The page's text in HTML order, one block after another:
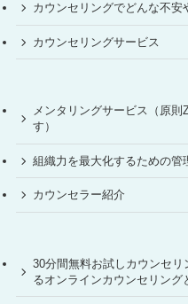
カウンセリングでどんな不安
カウンセリングサービス
メンタリングサービス（原則
す）
組織力を最大化するための
カウンセラー紹介
30分間無料お試しカウンセ
るオンラインカウンセリング